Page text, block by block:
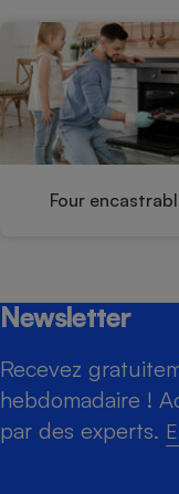
Four
Newsletter
Recevez
hebdomadaire !
par des experts.